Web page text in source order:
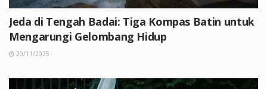
Jeda di Tengah Badai: Tiga Kompas Batin untuk
Mengarungi Gelombang Hidup
20/11/2025